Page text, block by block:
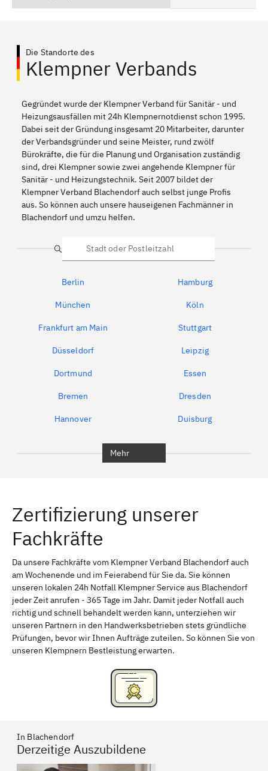
Die Standorte des
Klempner Verbands
Gegründet wurde der Klempner Verband für Sanitär - und
Heizungsausfällen mit 24h Klempnernotdienst schon 1995.
Dabei seit der Gründung insgesamt 20 Mitarbeiter, darunter
der Verbandsgründer und seine Meister, rund zwölf
Bürokräfte, die für die Planung und Organisation zuständig
sind, drei Klempner sowie zwei angehende Klempner für
Sanitär - und Heizungstechnik. Seit 2007 bildet der
Klempner Verband Blachendorf auch selbst junge Profis
aus. So können auch unsere hauseigenen Fachmänner in
Blachendorf und umzu helfen.
Suche
Berlin Hamburg
München Köln
Frankfurt am Main Stuttgart
Düsseldorf Leipzig
Dortmund Essen
Bremen Dresden
Hannover Duisburg
Erlangen Bamberg
Bayreuth
Schweinfurt Passau
Freising Rudelsdorf, Mittelfranken
Mehr
Zertifizierung unserer
Fachkräfte
Da unsere Fachkräfte vom Klempner Verband Blachendorf auch
am Wochenende und im Feierabend für Sie da. Sie können
unseren lokalen 24h Notfall Klempner Service aus Blachendorf
jeder Zeit anrufen - 365 Tage im Jahr. Damit jeder Notfall auch
richtig und schnell behandelt werden kann, unterziehen wir
unseren Partnern in den Handwerksbetrieben stets gründliche
Prüfungen, bevor wir Ihnen Aufträge zuteilen. So können Sie von
unseren Klempnern Bestleistung erwarten.
In Blachendorf
Derzeitige Auszubildene